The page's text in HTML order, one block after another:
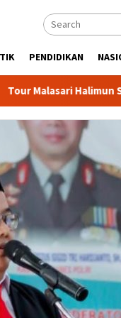
PENDIDIKAN
Halimun Salak Kian